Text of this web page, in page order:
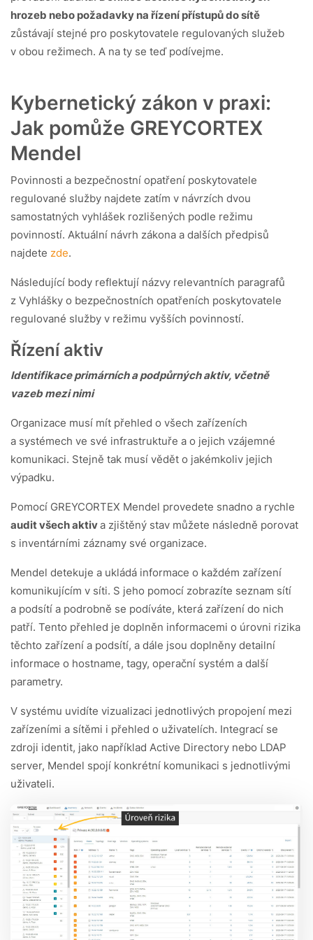
hrozeb nebo požadavky na řízení přístupů do sítě
zůstávají stejné pro poskytovatele regulovaných služeb
v obou režimech. A na ty se teď podívejme.
Kybernetický zákon v praxi:
Jak pomůže GREYCORTEX
Mendel
Povinnosti a bezpečnostní opatření poskytovatele
regulované služby najdete zatím v návrzích dvou
samostatných vyhlášek rozlišených podle režimu
povinností. Aktuální návrh zákona a dalších předpisů
najdete zde.
Následující body reflektují názvy relevantních paragrafů
z Vyhlášky o bezpečnostních opatřeních poskytovatele
regulované služby v režimu vyšších povinností.
Řízení aktiv
Identifikace primárních a podpůrných aktiv, včetně
vazeb mezi nimi
Organizace musí mít přehled o všech zařízeních
a systémech ve své infrastruktuře a o jejich vzájemné
komunikaci. Stejně tak musí vědět o jakémkoliv jejich
výpadku.
Pomocí GREYCORTEX Mendel provedete snadno a rychle
audit všech aktiva zjištěný stav můžete následně porovat
s inventárními záznamy své organizace.
Mendel detekuje a ukládá informace o každém zařízení
komunikujícím v síti. S jeho pomocí zobrazíte seznam sítí
a podsítí a podrobně se podíváte, která zařízení do nich
patří. Tento přehled je doplněn informacemi o úrovni rizika
těchto zařízení a podsítí, a dále jsou doplněny detailní
informace o hostname, tagy, operační systém a další
parametry.
V systému uvidíte vizualizaci jednotlivých propojení mezi
zařízeními a sítěmi i přehled o uživatelích. Integrací se
zdroji identit, jako například Active Directory nebo LDAP
server, Mendel spojí konkrétní komunikaci s jednotlivými
uživateli.